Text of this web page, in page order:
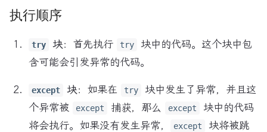
执行顺序
try 块：首先执行 try
块中的代码。这个块中包
含可能会引发异常的代码。
except 块：如果在 try
块中发生了异常，并且这
个异常被
except 捕获，那么 except
块中的代码
将会执行。如果没有发生异常，
except
块将被跳